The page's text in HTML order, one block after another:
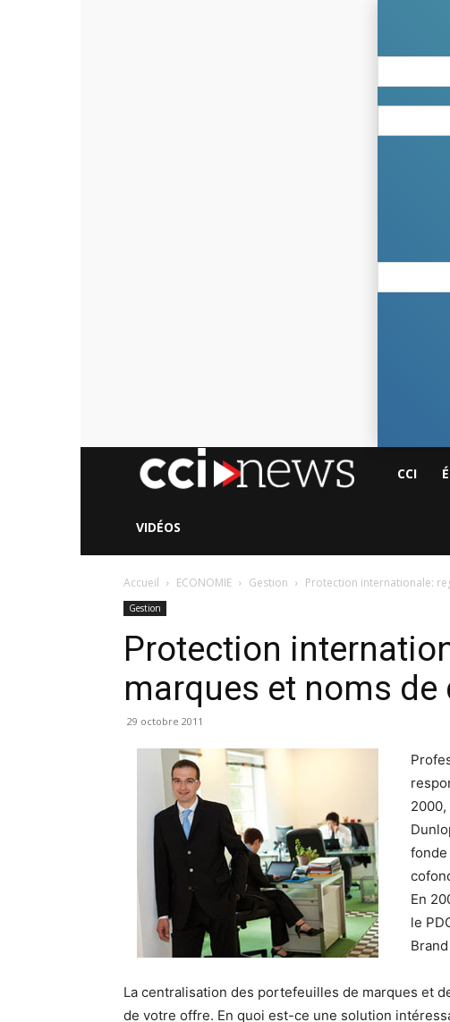
CCICCI
VIDÉOS
Accueil ECONOMIE Gestion Protection internationale:
Gestion
Protection
marques et noms de
29 octobre 2011
fonde
En
le
La centralisation des portefeuilles de marques et
de votre offre. En quoi est-ce une solution